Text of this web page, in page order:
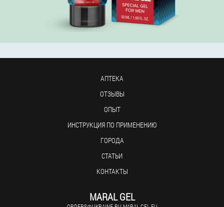
АПТЕКА
ОТЗЫВЫ
ОПЫТ
ИНСТРУКЦИЯ ПО ПРИМЕНЕНИЮ
ГОРОДА
СТАТЬИ
КОНТАКТЫ
MARAL GEL